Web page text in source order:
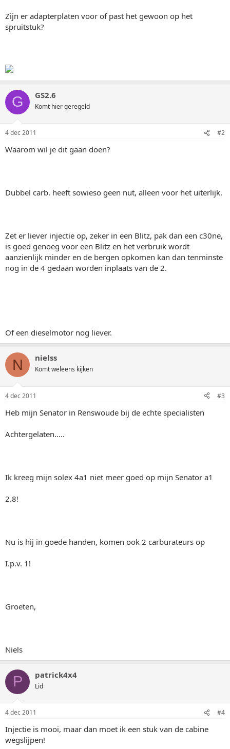
Zijn er adapterplaten voor of past het gewoon op het
spruitstuk?
G GS2.6
Komt hier geregeld
4 dec 2011 #2
Waarom wil je dit gaan doen?
Dubbel carb. heeft sowieso geen nut, alleen voor het uiterlijk.
Zet er liever injectie op, zeker in een Blitz, pak dan een c30ne,
is goed genoeg voor een Blitz en het verbruik wordt
aanzienlijk minder en de bergen opkomen kan dan tenminste
nog in de 4 gedaan worden inplaats van de 2.
Of een dieselmotor nog liever.
N nielss
Komt weleens kijken
4 dec 2011 #3
Heb mijn Senator in Renswoude bij de echte specialisten
Achtergelaten.....
Ik kreeg mijn solex 4a1 niet meer goed op mijn Senator a1
2.8!
Nu is hij in goede handen, komen ook 2 carburateurs op
I.p.v. 1!
Groeten,
Niels
P patrick4x4
Lid
4 dec 2011 #4
Injectie is mooi, maar dan moet ik een stuk van de cabine
wegslijpen!